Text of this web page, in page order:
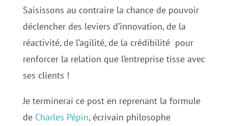
Saisissons au contraire la chance de pouvoir
déclencher des leviers d’innovation, de la
réactivité, de l’agilité, de la crédibilité pour
renforcer la relation que l’entreprise tisse avec
ses clients !
Je terminerai ce post en reprenant la formule
de Charles Pépin, écrivain philosophe